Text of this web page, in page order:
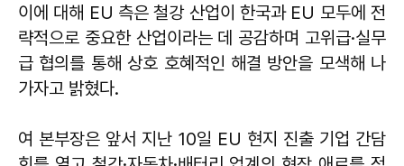
이에 대해 EU 측은 철강 산업이 한국과 EU 모두에 전
략적으로 중요한 산업이라는 데 공감하며 고위급·실무
급 협의를 통해 상호 호혜적인 해결 방안을 모색해 나
가자고 밝혔다.
여 본부장은 앞서 지난 10일 EU 현지 진출 기업 간담